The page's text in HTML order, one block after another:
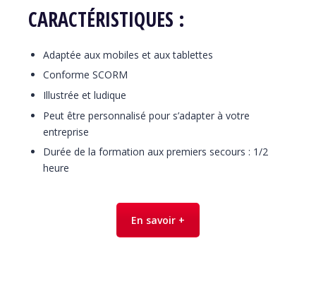
CARACTÉRISTIQUES :
Adaptée aux mobiles et aux tablettes
Conforme SCORM
Illustrée et ludique
Peut être personnalisé pour s’adapter à votre
entreprise
Durée de la formation aux premiers secours : 1/2
heure
En savoir +